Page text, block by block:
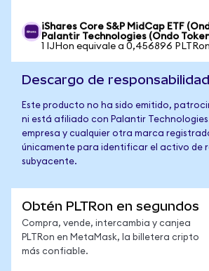
iShares Core S&P MidCap ETF
Palantir Technologies (Ondo
1 IJHon equivale a 0,456896 PLTRon
Descargo de responsabilidad
Este producto no ha sido emitido,
ni está afiliado con Palantir
empresa y cualquier otra marca
únicamente para identificar el activo de
subyacente.
Obtén PLTRon en segundos
Compra, vende, intercambia y canjea
PLTRon en MetaMask, la billetera cripto
más confiable.